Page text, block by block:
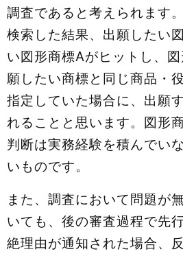
調査であると考えられます
検索した結果、出願したい
い図形商標Aがヒットし、
願したい商標と同じ商品・
指定していた場合に、出願
れることと思います。図形
判断は実務経験を積んでい
いものです。
また、調査において問題が
いても、後の審査過程で先
絶理由が通知された場合、